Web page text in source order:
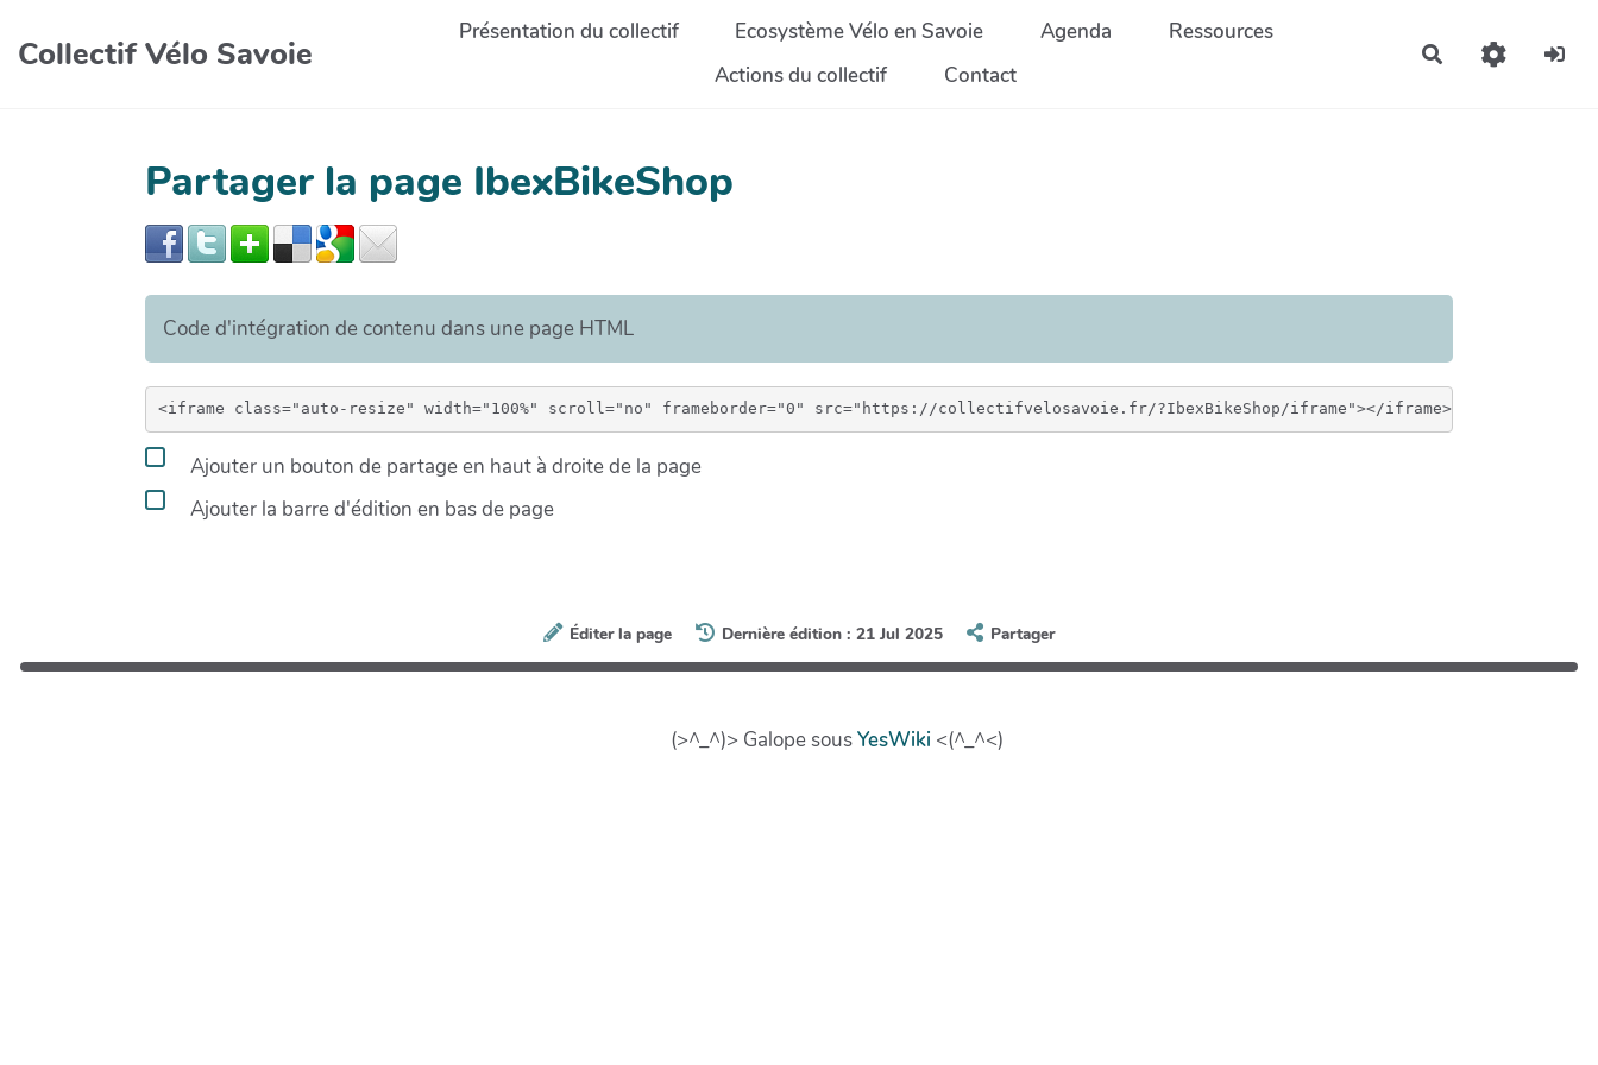
Collectif Vélo Savoie
Présentation du collectif Ecosystème Vélo en Savoie Agenda
Ressources
Actions du collectif
Contact
Rechercher
Partager la page IbexBikeShop
Code d'intégration de contenu dans une page HTML
<iframe class="auto-resize" width="100%" scroll="no" frameborder="0" src="https://collectifvelosavoie.fr/?IbexBikeShop/iframe"></iframe>
Ajouter un bouton de partage en haut à droite de la page
Ajouter la barre d'édition en bas de page
Éditer la page Dernière édition : 21 Jul 2025 Partager
(>^_^)> Galope sousYesWiki <(^_^<)